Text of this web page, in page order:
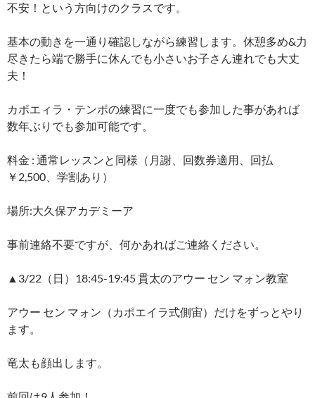
不安！という方向けのクラスです。
基本の動きを一通り確認しながら練習します。休憩多め&力
尽きたら端で勝手に休んでも小さいお子さん連れでも大丈
夫！
カポエィラ・テンポの練習に一度でも参加した事があれば
数年ぶりでも参加可能です。
料金 : 通常レッスンと同様（月謝、回数券適用、回払
￥2,500、学割あり）
場所:大久保アカデミーア
事前連絡不要ですが、何かあればご連絡ください。
▲3/22（日）18:45-19:45 貫太のアウー セン マォン教室
アウー セン マォン（カポエイラ式側宙）だけをずっとやり
ます。
竜太も顔出します。